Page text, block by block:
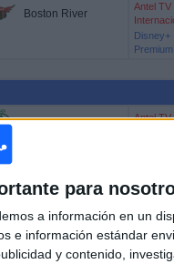
para
a información en un
e información estándar
y contenido,
Boston River
Antel TV
Disney+
Premium
Antel TV
Racing Club
Antel TV
Disney+